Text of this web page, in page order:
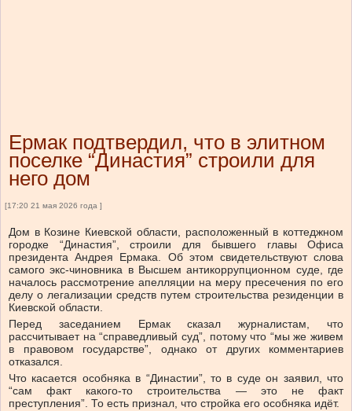
Ермак подтвердил, что в элитном
поселке “Династия” строили для
него дом
[17:20 21 мая 2026 года ]
Дом в Козине Киевской области, расположенный в коттеджном
городке “Династия”, строили для бывшего главы Офиса
президента Андрея Ермака. Об этом свидетельствуют слова
самого экс-чиновника в Высшем антикоррупционном суде, где
началось рассмотрение апелляции на меру пресечения по его
делу о легализации средств путем строительства резиденции в
Киевской области.
Перед заседанием Ермак сказал журналистам, что
рассчитывает на “справедливый суд”, потому что “мы же живем
в правовом государстве”, однако от других комментариев
отказался.
Что касается особняка в “Династии”, то в суде он заявил, что
“сам факт какого-то строительства — это не факт
преступления”. То есть признал, что стройка его особняка идёт.